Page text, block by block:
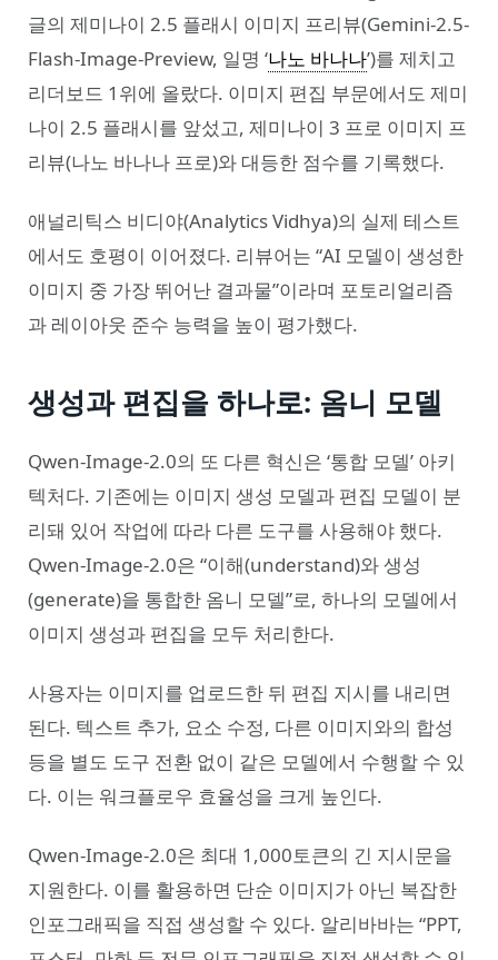
글의 제미나이 2.5 플래시 이미지 프리뷰(Gemini-2.5-
Flash-Image-Preview, 일명 ‘나노 바나나’)를 제치고
리더보드 1위에 올랐다. 이미지 편집 부문에서도 제미
나이 2.5 플래시를 앞섰고, 제미나이 3 프로 이미지 프
리뷰(나노 바나나 프로)와 대등한 점수를 기록했다.
애널리틱스 비디야(Analytics Vidhya)의 실제 테스트
에서도 호평이 이어졌다. 리뷰어는 “AI 모델이 생성한
이미지 중 가장 뛰어난 결과물”이라며 포토리얼리즘
과 레이아웃 준수 능력을 높이 평가했다.
생성과 편집을 하나로: 옴니 모델
Qwen-Image-2.0의 또 다른 혁신은 ‘통합 모델’ 아키
텍처다. 기존에는 이미지 생성 모델과 편집 모델이 분
리돼 있어 작업에 따라 다른 도구를 사용해야 했다.
Qwen-Image-2.0은 “이해(understand)와 생성
(generate)을 통합한 옴니 모델”로, 하나의 모델에서
이미지 생성과 편집을 모두 처리한다.
사용자는 이미지를 업로드한 뒤 편집 지시를 내리면
된다. 텍스트 추가, 요소 수정, 다른 이미지와의 합성
등을 별도 도구 전환 없이 같은 모델에서 수행할 수 있
다. 이는 워크플로우 효율성을 크게 높인다.
Qwen-Image-2.0은 최대 1,000토큰의 긴 지시문을
지원한다. 이를 활용하면 단순 이미지가 아닌 복잡한
인포그래픽을 직접 생성할 수 있다. 알리바바는 “PPT,